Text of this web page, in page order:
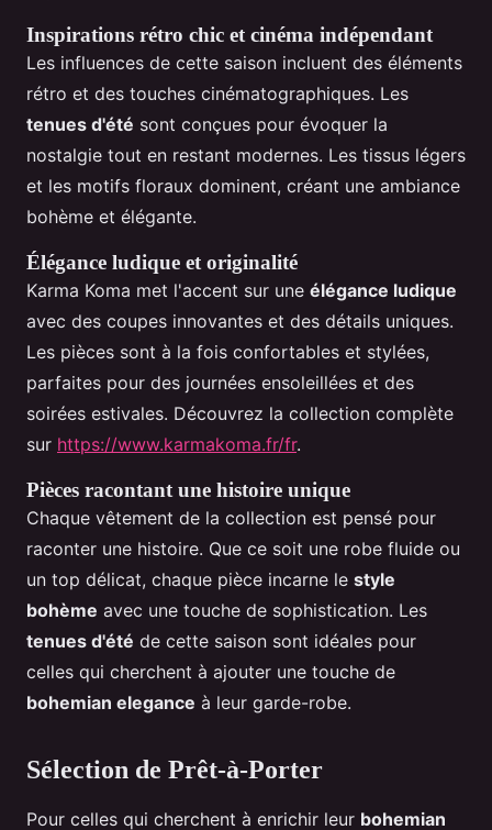
Inspirations rétro chic et cinéma indépendant
Les influences de cette saison incluent des éléments
rétro et des touches cinématographiques. Les
tenues d'été sont conçues pour évoquer la
nostalgie tout en restant modernes. Les tissus légers
et les motifs floraux dominent, créant une ambiance
bohème et élégante.
Élégance ludique et originalité
Karma Koma met l'accent sur une élégance ludique
avec des coupes innovantes et des détails uniques.
Les pièces sont à la fois confortables et stylées,
parfaites pour des journées ensoleillées et des
soirées estivales. Découvrez la collection complète
sur https://www.karmakoma.fr/fr.
Pièces racontant une histoire unique
Chaque vêtement de la collection est pensé pour
raconter une histoire. Que ce soit une robe fluide ou
un top délicat, chaque pièce incarne le style
bohème avec une touche de sophistication. Les
tenues d'été de cette saison sont idéales pour
celles qui cherchent à ajouter une touche de
bohemian elegance à leur garde-robe.
Sélection de Prêt-à-Porter
Pour celles qui cherchent à enrichir leur bohemian